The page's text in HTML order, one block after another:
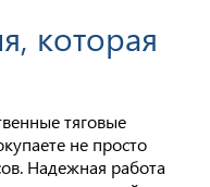
которая
тяговые
не просто
Надежная работа